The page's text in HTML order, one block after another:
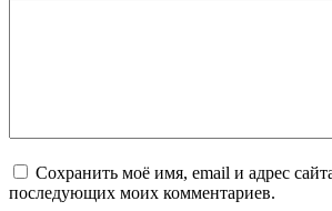
Сохранить моё имя, email и адрес
последующих моих комментариев.